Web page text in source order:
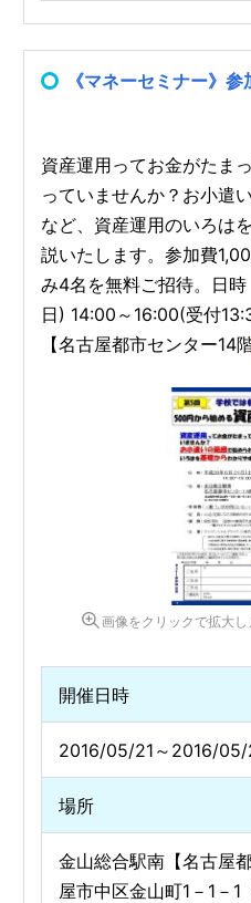
《マネーセミナー》
資産運用ってお金がたま
っていませんか？お小遣
など、資産運用のいろは
説いたします。参加費
み4名を無料ご招待。日
日) 14:00～16:00(受付
【名古屋都市センター14
画像をクリックで拡大し
開催日時
2016/05/21～2016/05/
場所
金山総合駅南【名古屋
屋市中区金山町1－1－